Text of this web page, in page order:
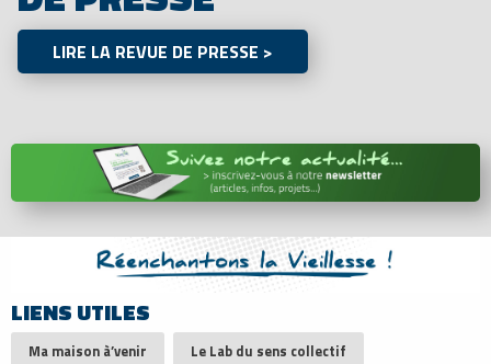
LIRE LA REVUE DE PRESSE >
LIENS UTILES
Ma maison à’venir Le Lab du sens collectif